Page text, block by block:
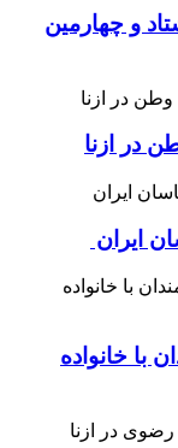
و چهارمین
در ازنا
ایران
با خانواده